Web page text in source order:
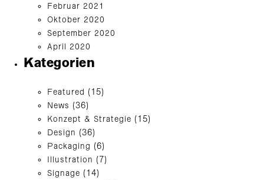
Februar 2021
Oktober 2020
September 2020
April 2020
Kategorien
Featured (15)
News (36)
Konzept & Strategie (15)
Design (36)
Packaging (6)
Illustration (7)
Signage (14)